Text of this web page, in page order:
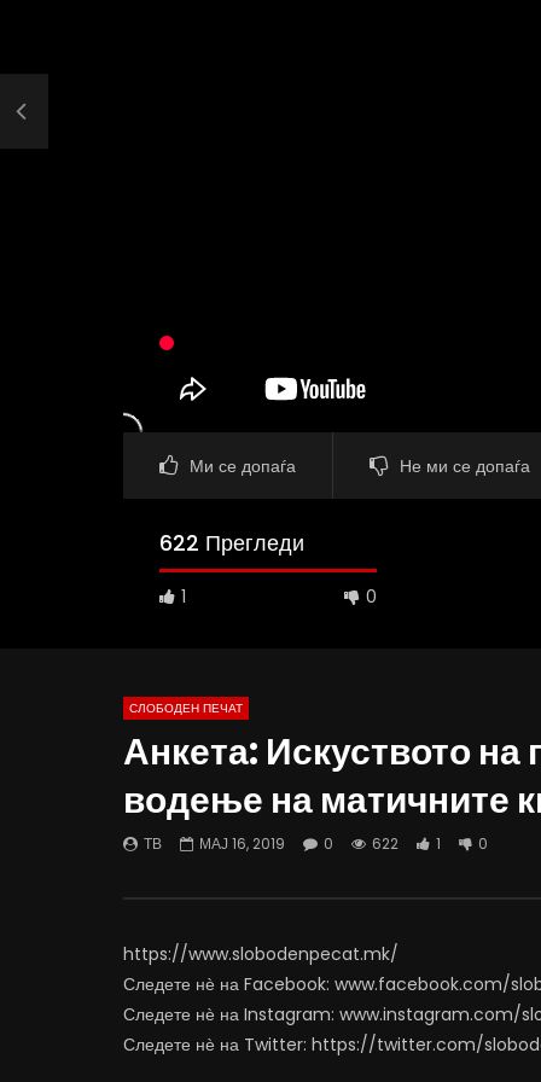
Ми се допаѓа Не ми се допаѓа
622 Прегледи
1 0
10:25
Вести на „Слободен Печат“
06.08.2026
12:51
Протест
СЛОБОДЕН ПЕЧАТ
Анкета: Искуството на
водење на матичните
ТВ МАЈ 16, 2019 0 622 1 0
https://www.slobodenpecat.mk/
Следете нѐ на Facebook: www.facebook.com/
Следете нѐ на Instagram: www.instagram.com/
Следете нѐ на Twitter: https://twitter.com/